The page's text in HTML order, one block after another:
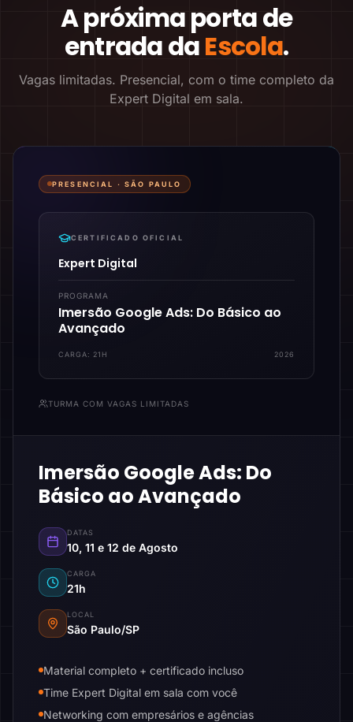
A próxima porta de
entrada daEscola.
Vagas limitadas. Presencial, com o time completo da
Expert Digital em sala.
PRESENCIAL ·SÃO PAULO
CERTIFICADO OFICIAL
Expert Digital
PROGRAMA
Imersão Google Ads: Do Básico ao
Avançado
CARGA: 21H 2026
TURMA COM VAGAS LIMITADAS
Imersão Google Ads: Do
Básico ao Avançado
DATAS
10, 11 e 12 de Agosto
CARGA
21h
LOCAL
São Paulo/SP
Material completo + certificado incluso
Time Expert Digital em sala com você
Networking com empresários e agências